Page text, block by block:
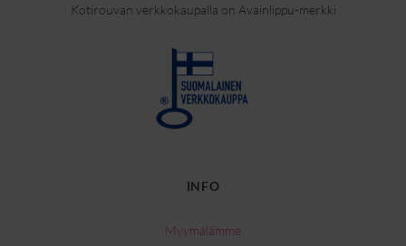
Kotirouvan verkkokaupalla on Avainlippu-merkki
INFO
Myymälämme